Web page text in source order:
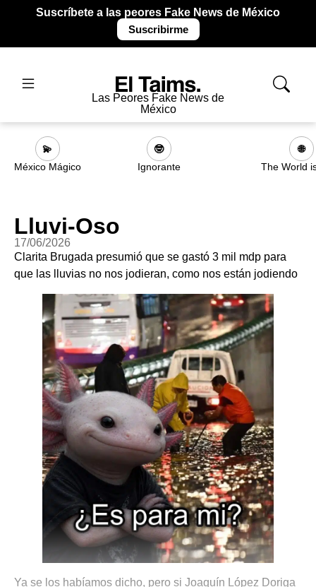
Suscríbete a las peores Fake News de México
Suscribirme
Las Peores Fake News de
México
💫
México Mágico
🤓
Ignorante
🌐
The World
Lluvi-Oso
17/06/2026
Clarita Brugada presumió que se gastó 3 mil mdp para
que las lluvias no nos jodieran, como nos están jodiendo
Ya se los habíamos dicho, pero si Joaquín López Doriga